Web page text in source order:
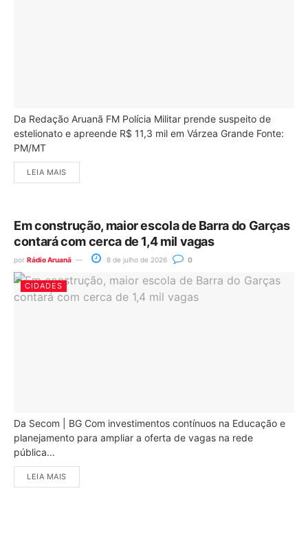
Da Redação Aruanã FM Polícia Militar prende suspeito de
estelionato e apreende R$ 11,3 mil em Várzea Grande Fonte:
PM/MT
LEIA MAIS
Em construção, maior escola de Barra do Garças
contará com cerca de 1,4 mil vagas
por Rádio Aruanã 8 de julho de 2026 0
CIDADES
Da Secom | BG Com investimentos contínuos na Educação e
planejamento para ampliar a oferta de vagas na rede
pública...
LEIA MAIS